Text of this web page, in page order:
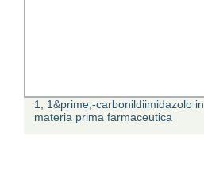
1, 1&prime;-carbonildiimidazolo in
materia prima farmaceutica